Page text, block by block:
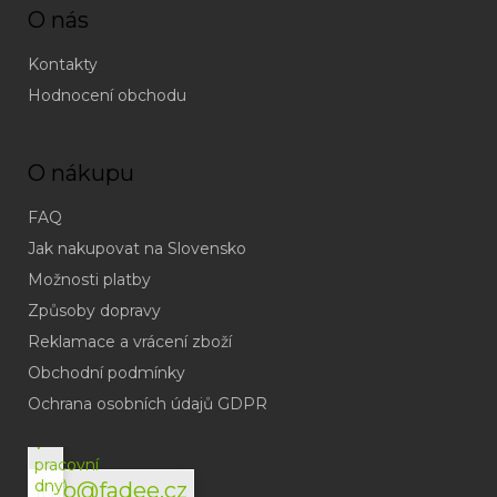
O nás
Kontakty
Hodnocení obchodu
O nákupu
FAQ
Jak nakupovat na Slovensko
Možnosti platby
Způsoby dopravy
Reklamace a vrácení zboží
Obchodní podmínky
Ochrana osobních údajů GDPR
info@fadee.cz
(odpověď
do
v
pracovní
dny)
(Po-